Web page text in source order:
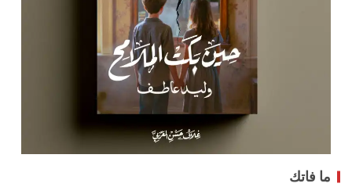
ما فاتك